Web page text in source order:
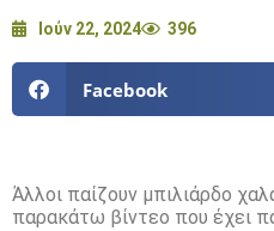
Ιούν 22, 2024 396
Facebook
Άλλοι παίζουν μπιλιάρδο
παρακάτω βίντεο που έχει